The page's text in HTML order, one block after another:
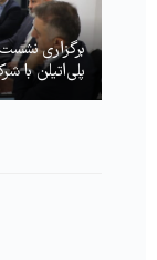
برگزاری
پلی‌اتیلن با